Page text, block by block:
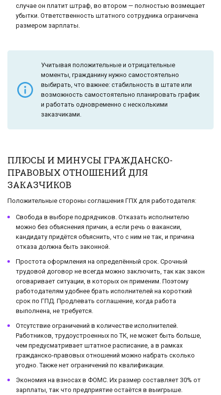
случае он платит штраф, во втором — полностью возмещает
убытки. Ответственность штатного сотрудника ограничена
размером зарплаты.
Учитывая положительные и отрицательные
моменты, гражданину нужно самостоятельно
выбирать, что важнее: стабильность в штате или
возможность самостоятельно планировать график
и работать одновременно с несколькими
заказчиками.
ПЛЮСЫ И МИНУСЫ ГРАЖДАНСКО-
ПРАВОВЫХ ОТНОШЕНИЙ ДЛЯ
ЗАКАЗЧИКОВ
Положительные стороны соглашения ГПХ для работодателя:
Свобода в выборе подрядчиков. Отказать исполнителю
можно без объяснения причин, а если речь о вакансии,
кандидату придётся объяснить, что с ним не так, и причина
отказа должна быть законной.
Простота оформления на определённый срок. Срочный
трудовой договор не всегда можно заключить, так как закон
оговаривает ситуации, в которых он применим. Поэтому
работодателям удобнее брать исполнителей на короткий
срок по ГПД. Продлевать соглашение, когда работа
выполнена, не требуется.
Отсутствие ограничений в количестве исполнителей.
Работников, трудоустроенных по ТК, не может быть больше,
чем предусматривает штатное расписание, а в рамках
гражданско-правовых отношений можно набрать сколько
угодно. Также нет ограничений по квалификации.
Экономия на взносах в ФОМС. Их размер составляет 30% от
зарплаты, так что предприятие остаётся в выигрыше.